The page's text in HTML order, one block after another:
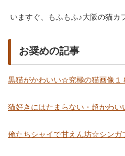
いますぐ、もふもふ♪大阪の猫
お奨めの記事
黒猫がかわいい☆究極の猫画像１
猫好きにはたまらない・超かわ
俺たちシャイで甘えん坊☆シンガ